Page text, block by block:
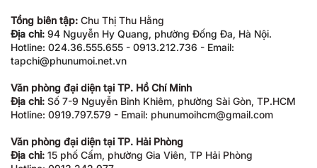
Tổng biên tập: Chu Thị Thu Hằng
Địa chỉ: 94 Nguyễn Hy Quang, phường Đống Đa, Hà Nội.
Hotline: 024.36.555.655 - 0913.212.736 - Email:
tapchi@phunumoi.net.vn
Văn phòng đại diện tại TP. Hồ Chí Minh
Địa chỉ: Số 7-9 Nguyễn Bỉnh Khiêm, phường Sài Gòn, TP.HCM
Hotline: 0919.797.579 - Email: phunumoihcm@gmail.com
Văn phòng đại diện tại TP. Hải Phòng
Địa chỉ: 15 phố Cấm, phường Gia Viên, TP Hải Phòng